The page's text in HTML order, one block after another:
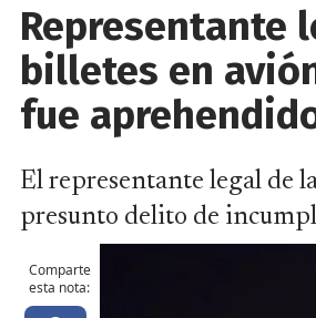
Representante
billetes en
fue
El representante legal de
presunto delito de
Comparte
esta nota: